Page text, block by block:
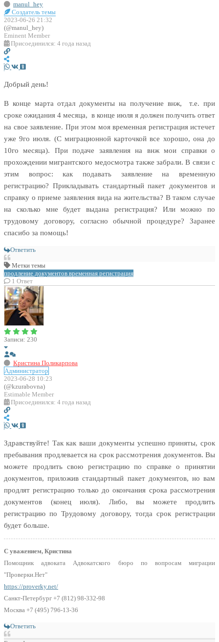
manul_hey
Создатель темы
2023-06-26 21:32
(@manul_hey)
Eminent Member
Присоединился: 4 года назад
Добрый день!
В конце марта отдал документы на получение внж, т.е. при
сроке ожидания 4 месяца, в конце июля я должен получить ответ
на свое заявление. При этом моя временная регистрация истечет
уже 9го июля. (С миграционной карточкой все хорошо, она до
10го месяца). При подаче заявления на внж мои справки о
прохождении мигрантского медосмотра также забрали. В связи с
этим вопрос: как подавать заявление на временную
регистрацию? Прикладывать стандартный пакет документов и
справку о приеме заявления вида на жительства? В таком случае
на сколько мне будет выдана регистрация? Или можно по
трудовому договору, согласно обычной процедуре? Заранее
спасибо за помощь!
Ответить
Метки темы
продление документов временная регистрация
1 Ответ
Записи: 230
Кристина Поликарпова
Администратор
2023-06-28 10:23
(@kzurabovna)
Estimable Member
Присоединился: 4 года назад
Здравствуйте! Так как ваши документы успешно приняты, срок
пребывания продлевается на срок рассмотрения документов. Вы
можете продлить свою регистрацию по справке о принятии
документов, приложив стандартный пакет документов, но вам
продлят регистрацию только до окончания срока рассмотрения
документов (конец июля). Либо, вы можете продлить
регистрацию по Трудовому договору, тогда срок регистрации
будет больше.
С уважением, Кристина
Помощник адвоката Адвокатского бюро по вопросам миграции
"Проверки.Нет"
https://proverky.net/
Санкт-Петербург +7 (812) 98-332-98
Москва +7 (495) 796-13-36
Ответить